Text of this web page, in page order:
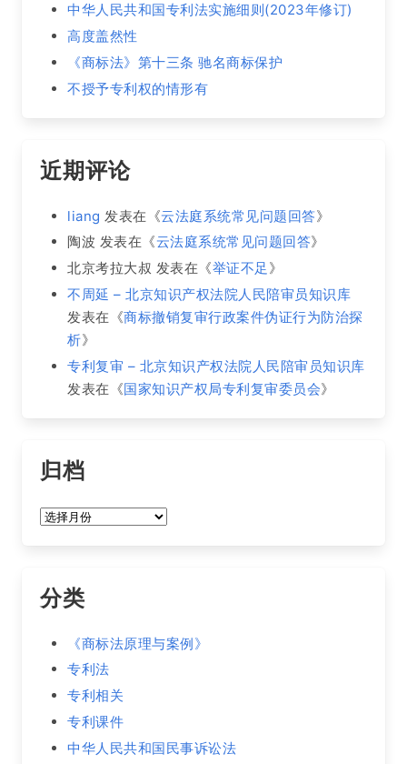
中华人民共和国专利法实施细则(2023年修订)
高度盖然性
《商标法》第十三条 驰名商标保护
不授予专利权的情形有
近期评论
liang 发表在《云法庭系统常见问题回答》
陶波 发表在《云法庭系统常见问题回答》
北京考拉大叔 发表在《举证不足 》
不周延 – 北京知识产权法院人民陪审员知识库
发表在《商标撤销复审行政案件伪证行为防治探
析》
专利复审 – 北京知识产权法院人民陪审员知识库
发表在《国家知识产权局专利复审委员会》
归档
归
分类
《商标法原理与案例》
专利法
专利相关
专利课件
中华人民共和国民事诉讼法